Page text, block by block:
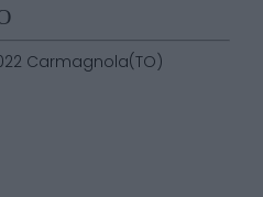
Carmagnola(TO)